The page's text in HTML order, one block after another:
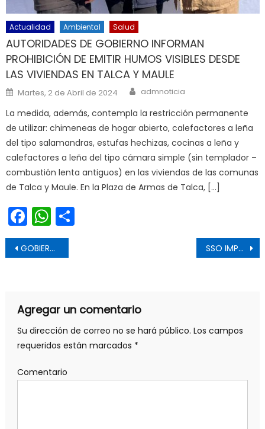
Actualidad Ambiental Salud
AUTORIDADES DE GOBIERNO INFORMAN
PROHIBICIÓN DE EMITIR HUMOS VISIBLES DESDE
LAS VIVIENDAS EN TALCA Y MAULE
Posted on
Martes, 2 de Abril de 2024 Author
admnoticia
La medida, además, contempla la restricción permanente
de utilizar: chimeneas de hogar abierto, calefactores a leña
del tipo salamandras, estufas hechizas, cocinas a leña y
calefactores a leña del tipo cámara simple (sin templador –
combustión lenta antiguos) en las viviendas de las comunas
de Talca y Maule. En la Plaza de Armas de Talca, […]
Facebook
WhatsApp
Navegación de entradas
GOBIERNO REGIONAL APOYA PREPARACIÓN DEPORTIVA DE DESTACADA TENIMESISTA TALQUINA SSO IMPULSA ESTRATEGIA PARA SUPLIR AUSENCIA DE MÉDICOS EDF EN CHIMBARONGO
Agregar un comentario
Su dirección de correo no se hará público. Los campos
requeridos están marcados *
Comentario